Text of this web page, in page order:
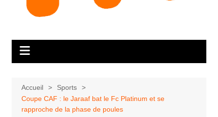
Accueil
Sports
Coupe CAF : le Jaraaf bat le Fc Platinum et se
rapproche de la phase de poules